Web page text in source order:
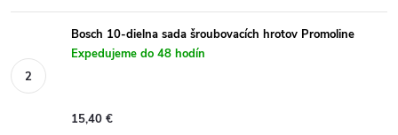
Bosch 10-dielna sada šroubovacích hrotov Promoline
Expedujeme do 48 hodín
15,40 €